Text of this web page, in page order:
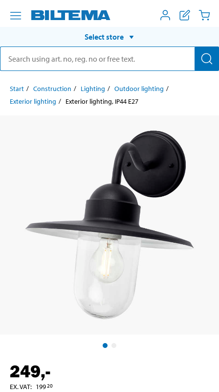
Select store
Start Construction Lighting
Outdoor lighting
Exterior lighting
Exterior lighting, IP44 E27
249,-
EX. VAT: 19920